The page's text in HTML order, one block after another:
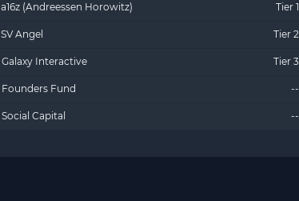
a16z (Andreessen Horowitz) Tier 1
SV Angel Tier 2
Galaxy Interactive Tier 3
Founders Fund --
Social Capital --